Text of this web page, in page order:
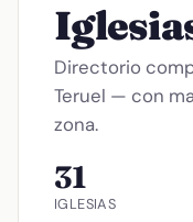
Directorio
Teruel — con
zona.
31
IGLESIAS